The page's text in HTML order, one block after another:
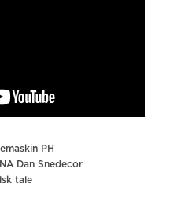
PH
Dan Snedecor
tale